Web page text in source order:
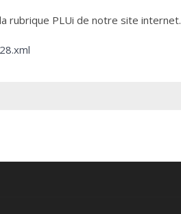
rubrique PLUi de notre site internet.